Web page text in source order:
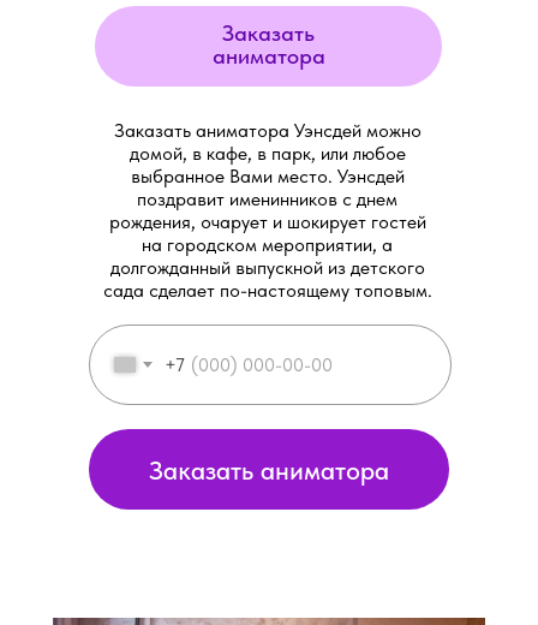
Заказать аниматора Уэнсдей можно
домой, в кафе, в парк, или любое
выбранное Вами место. Уэнсдей
поздравит именинников с днем
рождения, очарует и шокирует гостей
на городском мероприятии, а
долгожданный выпускной из детского
сада сделает по-настоящему топовым.
+7
Заказать аниматора
Заказать
аниматора